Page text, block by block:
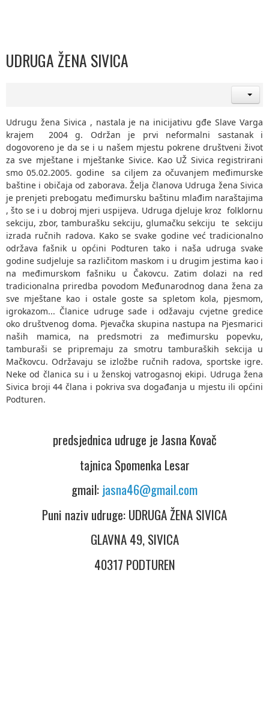
UDRUGA ŽENA SIVICA
Udrugu žena Sivica , nastala je na inicijativu gđe Slave Varga
krajem 2004 g. Održan je prvi neformalni sastanak i
dogovoreno je da se i u našem mjestu pokrene društveni život
za sve mještane i mještanke Sivice. Kao UŽ Sivica registrirani
smo 05.02.2005. godine sa ciljem za očuvanjem međimurske
baštine i običaja od zaborava. Želja članova Udruga žena Sivica
je prenjeti prebogatu međimursku baštinu mlađim naraštajima
, što se i u dobroj mjeri uspijeva. Udruga djeluje kroz folklornu
sekciju, zbor, tamburašku sekciju, glumačku sekciju te sekciju
izrada ručnih radova. Kako se svake godine već tradicionalno
održava fašnik u općini Podturen tako i naša udruga svake
godine sudjeluje sa različitom maskom i u drugim jestima kao i
na međimurskom fašniku u Čakovcu. Zatim dolazi na red
tradicionalna priredba povodom Međunarodnog dana žena za
sve mještane kao i ostale goste sa spletom kola, pjesmom,
igrokazom... Članice udruge sade i odžavaju cvjetne gredice
oko društvenog doma. Pjevačka skupina nastupa na Pjesmarici
naših mamica, na predsmotri za međimursku popevku,
tamburaši se pripremaju za smotru tamburaških sekcija u
Mačkovcu. Održavaju se izložbe ručnih radova, sportske igre.
Neke od članica su i u ženskoj vatrogasnoj ekipi. Udruga žena
Sivica broji 44 člana i pokriva sva događanja u mjestu ili općini
Podturen.
predsjednica udruge je Jasna Kovač
tajnica Spomenka Lesar
gmail: jasna46@gmail.com
Puni naziv udruge: UDRUGA ŽENA SIVICA
GLAVNA 49, SIVICA
40317 PODTUREN